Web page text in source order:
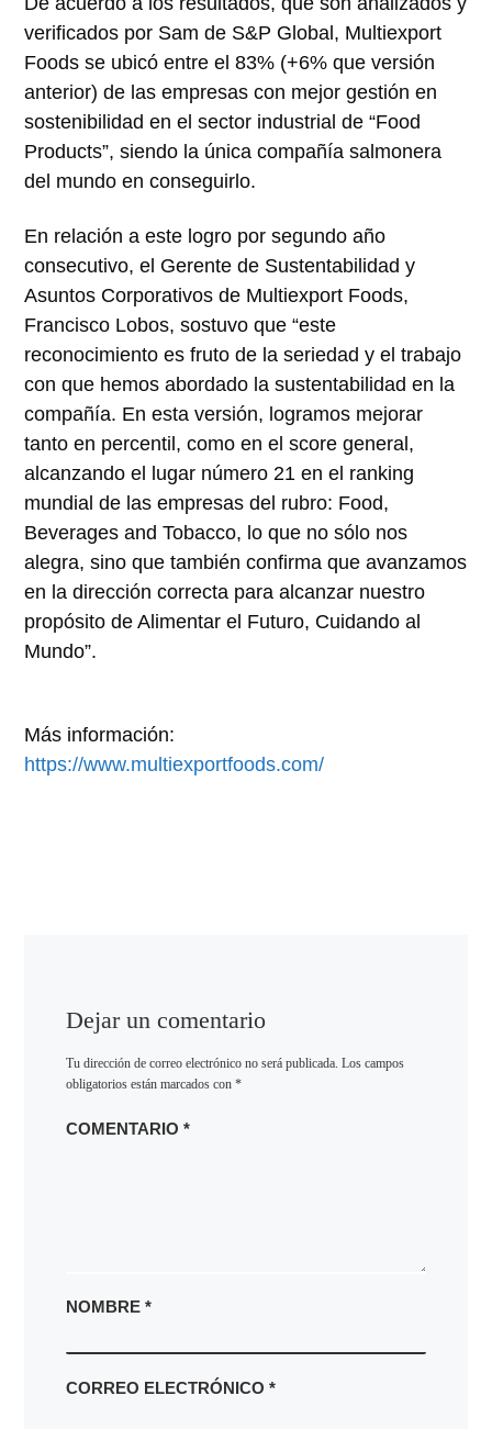
verificados por Sam de S&P Global, Multiexport
Foods se ubicó entre el 83% (+6% que versión
anterior) de las empresas con mejor gestión en
sostenibilidad en el sector industrial de “Food
Products”, siendo la única compañía salmonera
del mundo en conseguirlo.
En relación a este logro por segundo año
consecutivo, el Gerente de Sustentabilidad y
Asuntos Corporativos de Multiexport Foods,
Francisco Lobos, sostuvo que “este
reconocimiento es fruto de la seriedad y el trabajo
con que hemos abordado la sustentabilidad en la
compañía. En esta versión, logramos mejorar
tanto en percentil, como en el score general,
alcanzando el lugar número 21 en el ranking
mundial de las empresas del rubro: Food,
Beverages and Tobacco, lo que no sólo nos
alegra, sino que también confirma que avanzamos
en la dirección correcta para alcanzar nuestro
propósito de Alimentar el Futuro, Cuidando al
Mundo”.
Más información:
https://www.multiexportfoods.com/
Dejar un comentario
Tu dirección de correo electrónico no será publicada. Los campos
obligatorios están marcados con *
COMENTARIO *
NOMBRE *
CORREO ELECTRÓNICO *